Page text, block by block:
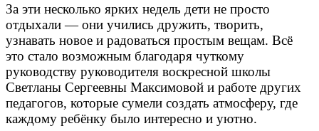
За эти несколько ярких недель дети не просто
отдыхали — они учились дружить, творить,
узнавать новое и радоваться простым вещам. Всё
это стало возможным благодаря чуткому
руководству руководителя воскресной школы
Светланы Сергеевны Максимовой и работе других
педагогов, которые сумели создать атмосферу, где
каждому ребёнку было интересно и уютно.